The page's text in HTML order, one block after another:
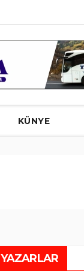
KÜNYE
YAZARLAR